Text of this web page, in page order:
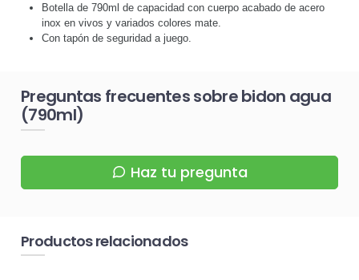
Botella de 790ml de capacidad con cuerpo acabado de acero
inox en vivos y variados colores mate.
Con tapón de seguridad a juego.
Preguntas frecuentes sobre bidon agua
(790ml)
Haz tu pregunta
Productos relacionados